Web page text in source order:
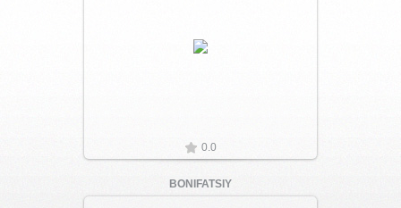
Увеличить
0.0
BONIFATSIY